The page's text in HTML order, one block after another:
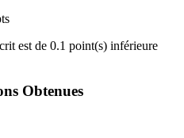
est de 0.1 point(s) inférieure
Obtenues